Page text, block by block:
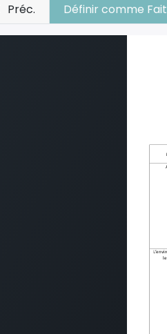
Préc. Définir comme Fait